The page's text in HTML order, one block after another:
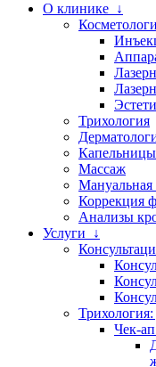
О клинике ↓
Трихология
Капельницы
Массаж
Мануальная
Коррекция
Анализы
Услуги ↓
Чек-